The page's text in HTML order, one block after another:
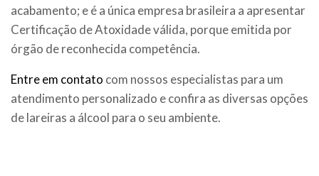
acabamento; e é a única empresa brasileira a apresentar
Certificação de Atoxidade válida, porque emitida por
órgão de reconhecida competência.
Entre em contato com nossos especialistas para um
atendimento personalizado e confira as diversas opções
de lareiras a álcool para o seu ambiente.